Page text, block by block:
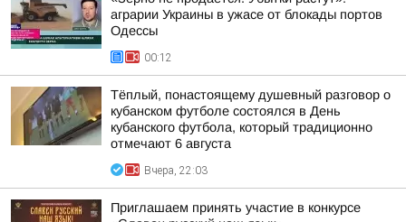
аграрии Украины в ужасе от блокады портов
Одессы
00:12
Тёплый, понастоящему душевный разговор о
кубанском футболе состоялся в День
кубанского футбола, который традиционно
отмечают 6 августа
Вчера, 22:03
Приглашаем принять участие в конкурсе